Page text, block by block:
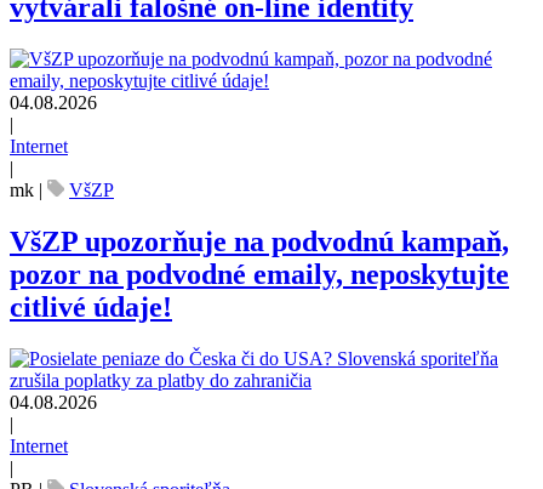
vytvárali falošné on-line identity
04.08.2026
|
Internet
|
mk | VšZP
VšZP upozorňuje na podvodnú kampaň,
pozor na podvodné emaily, neposkytujte
citlivé údaje!
04.08.2026
|
Internet
|